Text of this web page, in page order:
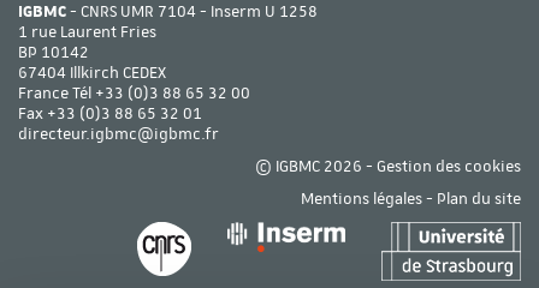
IGBMC- CNRS UMR 7104 - Inserm U 1258
1 rue Laurent Fries
BP 10142
67404 Illkirch CEDEX
France Tél +33 (0)3 88 65 32 00
Fax +33 (0)3 88 65 32 01
directeur.igbmc@igbmc.fr
© IGBMC 2026 - Gestion des cookies
Mentions légales- Plan du site